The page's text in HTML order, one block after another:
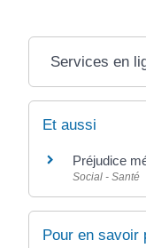
Services en
Et aussi
Préjudice
Social - Santé
Pour en savoir